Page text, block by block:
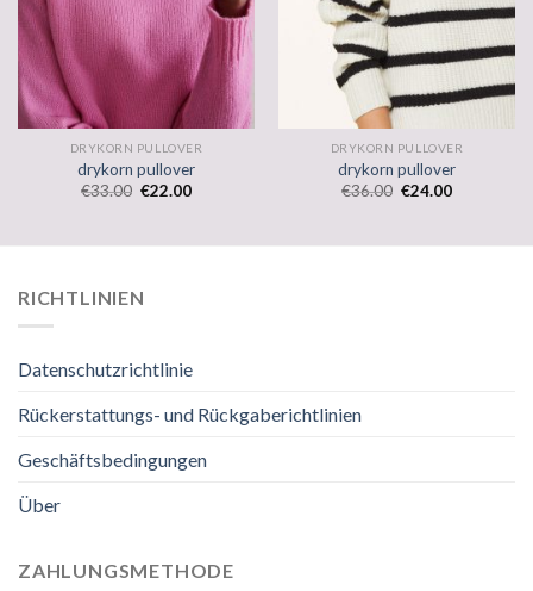
DRYKORN PULLOVER
drykorn pullover
€33.00 €22.00
DRYKORN PULLOVER
drykorn pullover
€36.00 €24.00
RICHTLINIEN
Datenschutzrichtlinie
Rückerstattungs- und Rückgaberichtlinien
Geschäftsbedingungen
Über
ZAHLUNGSMETHODE